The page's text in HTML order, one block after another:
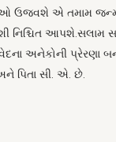
ઉજવશે એ તમામ
નિશ્ચિત આપશે.સલામ
અનેકોની
પિતા સી. એ. છે.